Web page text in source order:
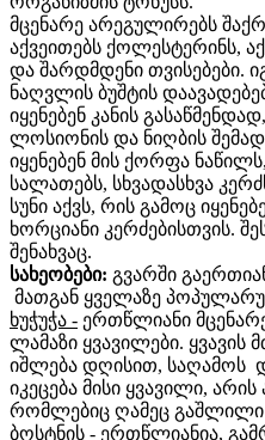
მცენარე არეგულირებს
აქვეითებს ქოლესტერინს,
და შარდმდენი თვისებები.
ნაღვლის ბუშტის
იყენებენ კანის
ლოსიონის და ნიღბის
იყენებენ მის ქორფა
სალათებს, სხვადასხვა
სუნი აქვს, რის გამოც
ხორციანი კერძებისთვის.
შენახვაც.
სახეობები: გვარში
მათგან ყველაზე
ხუჭუჭა - ერთწლიანი
ლამაზი ყვავილები. ყვავის
იშლება დღისით, საღამოს
იკეცება მისი ყვავილი,
რომლებიც ღამეც გაშლილი
ბოსტნის - ერთწლიანია,